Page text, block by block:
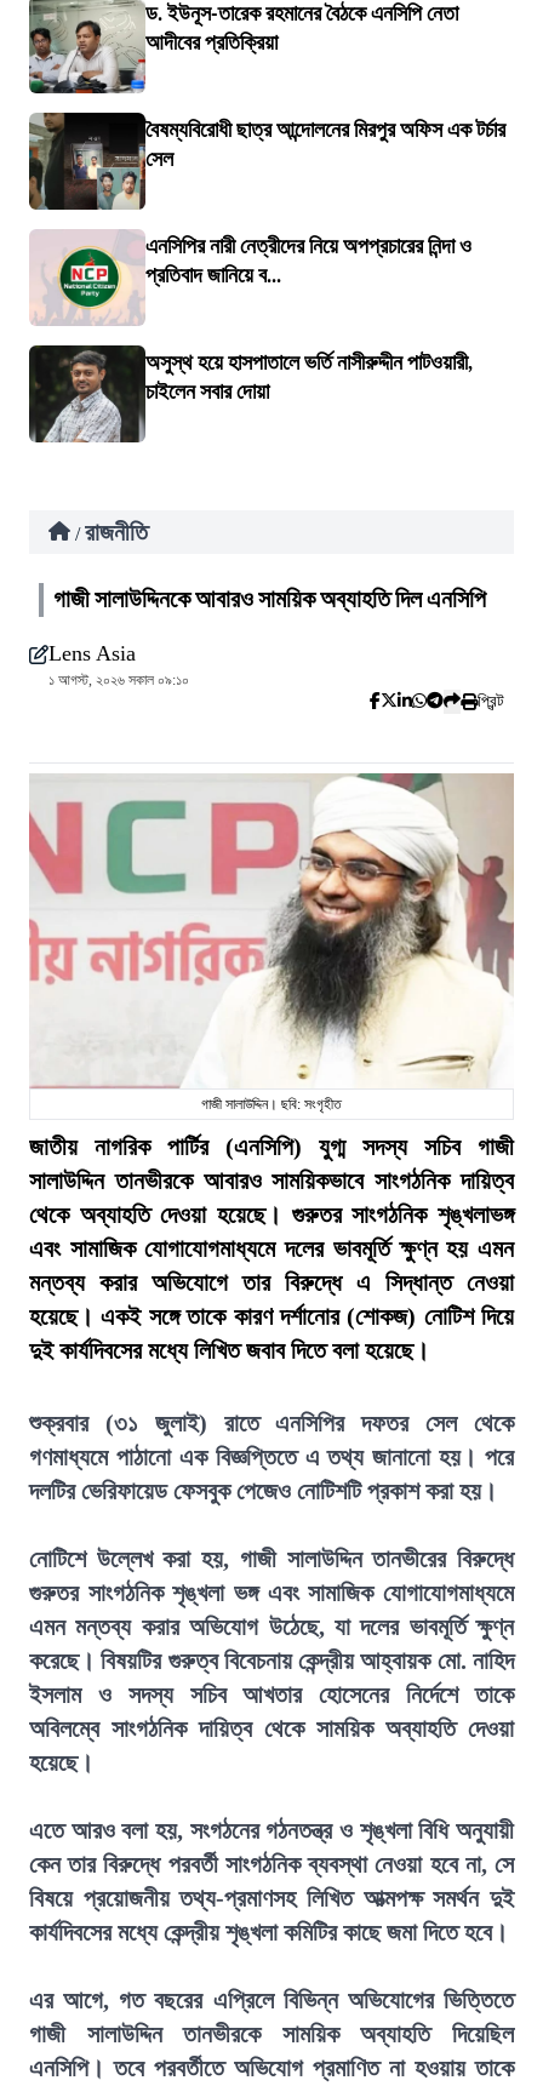
ড. ইউনূস-তারেক রহমানের বৈঠকে এনসিপি নেতা
আদীবের প্রতিক্রিয়া
বৈষম্যবিরোধী ছাত্র আন্দোলনের মিরপুর অফিস এক টর্চার
সেল
এনসিপির নারী নেত্রীদের নিয়ে অপপ্রচারের নিন্দা ও
প্রতিবাদ জানিয়ে ব...
অসুস্থ হয়ে হাসপাতালে ভর্তি নাসীরুদ্দীন পাটওয়ারী,
চাইলেন সবার দোয়া
/ রাজনীতি
গাজী সালাউদ্দিনকে আবারও সাময়িক অব্যাহতি দিল এনসিপি
Lens Asia
১ আগস্ট, ২০২৬ সকাল ০৯:১০
প্রিন্ট
গাজী সালাউদ্দিন। ছবি: সংগৃহীত
জাতীয় নাগরিক পার্টির (এনসিপি) যুগ্ম সদস্য সচিব গাজী
সালাউদ্দিন তানভীরকে আবারও সাময়িকভাবে সাংগঠনিক দায়িত্ব
থেকে অব্যাহতি দেওয়া হয়েছে। গুরুতর সাংগঠনিক শৃঙ্খলাভঙ্গ
এবং সামাজিক যোগাযোগমাধ্যমে দলের ভাবমূর্তি ক্ষুণ্ন হয় এমন
মন্তব্য করার অভিযোগে তার বিরুদ্ধে এ সিদ্ধান্ত নেওয়া
হয়েছে। একই সঙ্গে তাকে কারণ দর্শানোর (শোকজ) নোটিশ দিয়ে
দুই কার্যদিবসের মধ্যে লিখিত জবাব দিতে বলা হয়েছে।
শুক্রবার (৩১ জুলাই) রাতে এনসিপির দফতর সেল থেকে
গণমাধ্যমে পাঠানো এক বিজ্ঞপ্তিতে এ তথ্য জানানো হয়। পরে
দলটির ভেরিফায়েড ফেসবুক পেজেও নোটিশটি প্রকাশ করা হয়।
নোটিশে উল্লেখ করা হয়, গাজী সালাউদ্দিন তানভীরের বিরুদ্ধে
গুরুতর সাংগঠনিক শৃঙ্খলা ভঙ্গ এবং সামাজিক যোগাযোগমাধ্যমে
এমন মন্তব্য করার অভিযোগ উঠেছে, যা দলের ভাবমূর্তি ক্ষুণ্ন
করেছে। বিষয়টির গুরুত্ব বিবেচনায় কেন্দ্রীয় আহ্বায়ক মো. নাহিদ
ইসলাম ও সদস্য সচিব আখতার হোসেনের নির্দেশে তাকে
অবিলম্বে সাংগঠনিক দায়িত্ব থেকে সাময়িক অব্যাহতি দেওয়া
হয়েছে।
এতে আরও বলা হয়, সংগঠনের গঠনতন্ত্র ও শৃঙ্খলা বিধি অনুযায়ী
কেন তার বিরুদ্ধে পরবর্তী সাংগঠনিক ব্যবস্থা নেওয়া হবে না, সে
বিষয়ে প্রয়োজনীয় তথ্য-প্রমাণসহ লিখিত আত্মপক্ষ সমর্থন দুই
কার্যদিবসের মধ্যে কেন্দ্রীয় শৃঙ্খলা কমিটির কাছে জমা দিতে হবে।
এর আগে, গত বছরের এপ্রিলে বিভিন্ন অভিযোগের ভিত্তিতে
গাজী সালাউদ্দিন তানভীরকে সাময়িক অব্যাহতি দিয়েছিল
এনসিপি। তবে পরবর্তীতে অভিযোগ প্রমাণিত না হওয়ায় তাকে